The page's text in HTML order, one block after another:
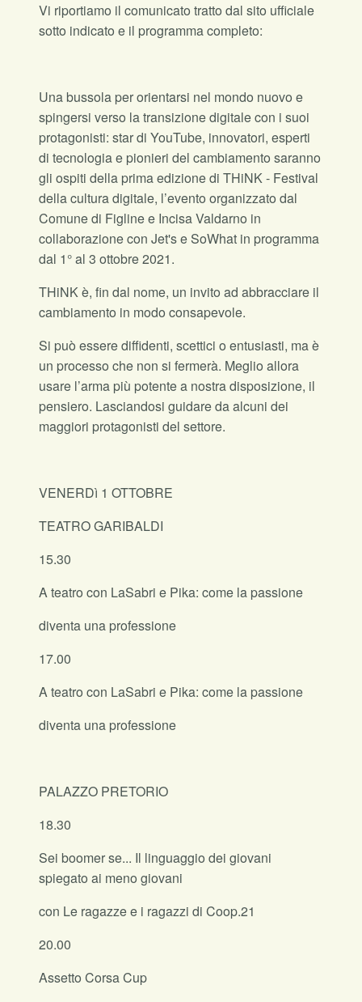
Vi riportiamo il comunicato tratto dal sito ufficiale
sotto indicato e il programma completo:
Una bussola per orientarsi nel mondo nuovo e
spingersi verso la transizione digitale con i suoi
protagonisti: star di YouTube, innovatori, esperti
di tecnologia e pionieri del cambiamento saranno
gli ospiti della prima edizione di THiNK - Festival
della cultura digitale, l’evento organizzato dal
Comune di Figline e Incisa Valdarno in
collaborazione con Jet's e SoWhat in programma
dal 1° al 3 ottobre 2021.
THiNK è, fin dal nome, un invito ad abbracciare il
cambiamento in modo consapevole.
Si può essere diffidenti, scettici o entusiasti, ma è
un processo che non si fermerà. Meglio allora
usare l’arma più potente a nostra disposizione, il
pensiero. Lasciandosi guidare da alcuni dei
maggiori protagonisti del settore.
VENERDì 1 OTTOBRE
TEATRO GARIBALDI
15.30
A teatro con LaSabri e Pika: come la passione
diventa una professione
17.00
A teatro con LaSabri e Pika: come la passione
diventa una professione
PALAZZO PRETORIO
18.30
Sei boomer se... Il linguaggio dei giovani
spiegato ai meno giovani
con Le ragazze e i ragazzi di Coop.21
20.00
Assetto Corsa Cup